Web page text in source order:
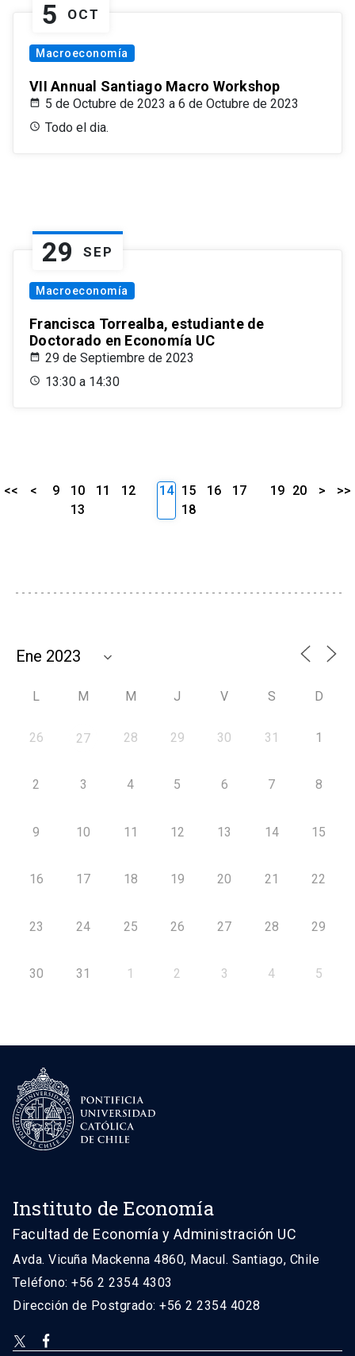
5 OCT
Macroeconomía
VII Annual Santiago Macro Workshop
5 de Octubre de 2023 a 6 de Octubre de 2023
Todo el dia.
29 SEP
Macroeconomía
Francisca Torrealba, estudiante de
Doctorado en Economía UC
29 de Septiembre de 2023
13:30 a 14:30
<< < 9 10 11
12
13
14 15 16
17
18
19 20 > >>
L M M J V S D
26 27 28 29 30 31 1
2 3 4 5 6 7 8
9 10 11 12 13 14 15
16 17 18 19 20 21 22
23 24 25 26 27 28 29
30 31 1 2 3 4 5
Instituto de Economía
Facultad de Economía y Administración UC
Avda. Vicuña Mackenna 4860, Macul. Santiago, Chile
Teléfono: +56 2 2354 4303
Dirección de Postgrado: +56 2 2354 4028